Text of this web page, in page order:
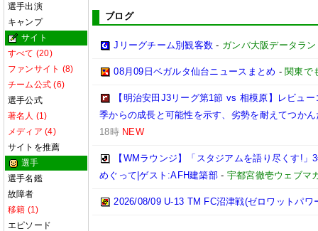
選手出演
キャンプ
サイト
すべて (20)
ファンサイト (8)
チーム公式 (6)
選手公式
著名人 (1)
メディア (4)
サイトを推薦
選手
選手名鑑
故障者
移籍 (1)
エピソード
ブログ
Jリーグチーム別観客数 - ガンバ大阪データラ
08月09日ベガルタ仙台ニュースまとめ - 関東で
【明治安田J3リーグ第1節 vs 相模原】レビュ
季からの成長と可能性を示す、劣勢を耐えてつか
18時 NEW
【WMラウンジ】「スタジアムを語り尽くす!
めぐって|ゲスト:AFH建築部 - 宇都宮徹壱ウェブマ
2026/08/09 U-13 TM FC沼津戦(ゼロワットパワ